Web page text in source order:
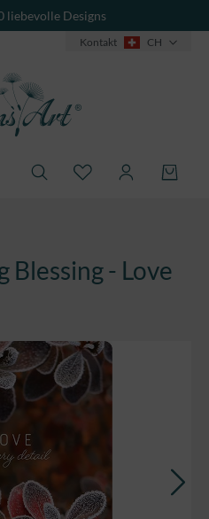
liebevolle Designs
Kontakt CH
Blessing - Love